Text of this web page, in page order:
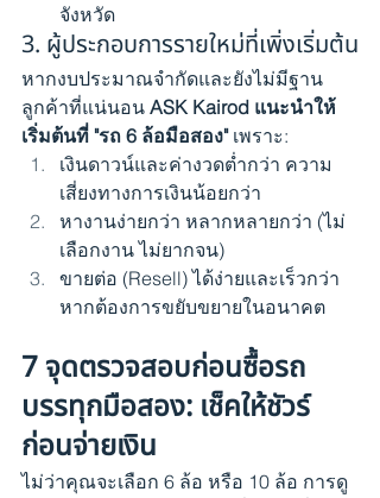
จังหวัด
3. ผู้ประกอบการรายใหม่ที่เพิ่งเริ่มต้น
หากงบประมาณจำกัดและยังไม่มีฐาน
ลูกค้าที่แน่นอน ASK Kairod แนะนำให้
เริ่มต้นที่ "รถ 6 ล้อมือสอง" เพราะ:
เงินดาวน์และค่างวดต่ำกว่า ความ
เสี่ยงทางการเงินน้อยกว่า
หางานง่ายกว่า หลากหลายกว่า (ไม่
เลือกงาน ไม่ยากจน)
ขายต่อ (Resell) ได้ง่ายและเร็วกว่า
หากต้องการขยับขยายในอนาคต
7 จุดตรวจสอบก่อนซื้อรถ
บรรทุกมือสอง: เช็คให้ชัวร์
ก่อนจ่ายเงิน
ไม่ว่าคุณจะเลือก 6 ล้อ หรือ 10 ล้อ การดู